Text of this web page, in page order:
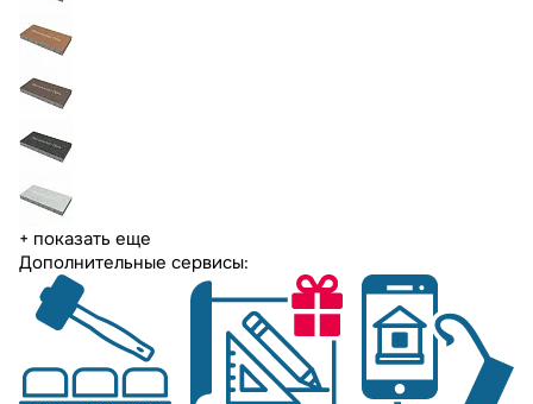
+ показать еще
Дополнительные сервисы: